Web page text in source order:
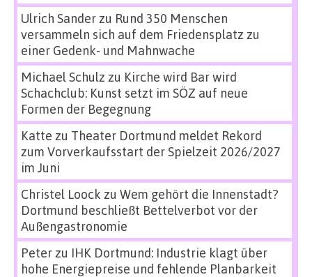
Ulrich Sanderzu Rund 350 Menschen
versammeln sich auf dem Friedensplatz zu
einer Gedenk- und Mahnwache
Michael Schulz zu Kirche wird Bar wird
Schachclub: Kunst setzt im SÖZ auf neue
Formen der Begegnung
Katte zu Theater Dortmund meldet Rekord
zum Vorverkaufsstart der Spielzeit 2026/2027
im Juni
Christel Loock zu Wem gehört die Innenstadt?
Dortmund beschließt Bettelverbot vor der
Außengastronomie
Peterzu IHK Dortmund: Industrie klagt über
hohe Energiepreise und fehlende Planbarkeit